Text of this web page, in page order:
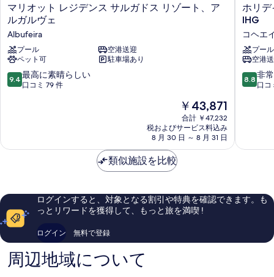
示
す
る
(Premium)
の
す
べ
て
の
表
る
詳
細
マ
リ
ッ
ト
レ
ジ
デ
ド
ー
ア
ル
ヴ
ェ
マリオット レジデンス サルガドス リゾート、ア
ルガルヴェ
Albufeira
プール
空港送迎
ペット可
駐車場あり
10
段
に
し
口
コ
79
件
9.4 最高に素晴らしい
口コミ 79 件
現
在
の
料
金
￥43,871
合計 ￥47,232
税およびサービス料込み
8 月 30 日 ～ 8 月 31 日
ホ
リ
イ
イ
ン
ア
ル
ル
イ
ラ
ホリ
IHG
コヘエ
プール
空港
10
段
に
コ
ミ
8.8 非
口コ
類似施設を比較
ログインすると、対象となる割引や特典を確認できます。も
っとリワードを獲得して、もっと旅を満喫 !
ログイン 無料で登録
周辺地域について